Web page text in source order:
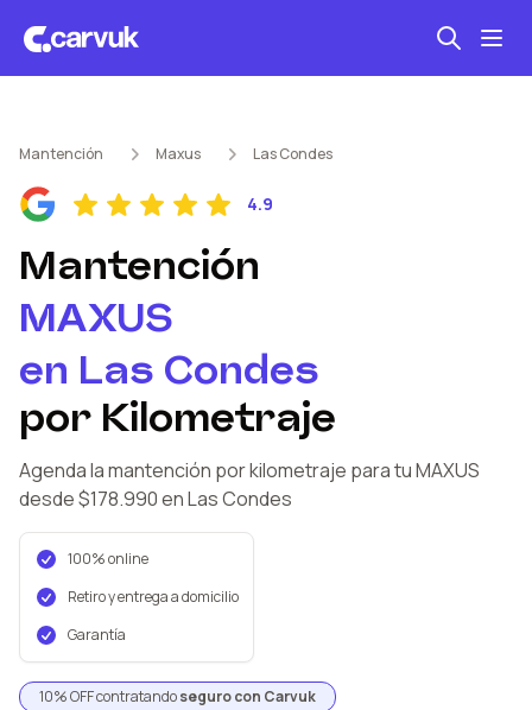
Mantención kilometraje
Revisión técnica
Mantención Maxus Las Condes
4.9
Mantención
MAXUS
en Las Condes
por Kilometraje
Agenda la mantención por kilometraje para tu MAXUS
desde $178.990en Las Condes
100% online
Retiro y entrega a domicilio
Garantía
10% OFF contratandoseguro con Carvuk